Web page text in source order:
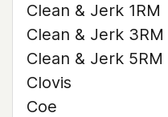
Clean & Jerk 1RM
Clean & Jerk 3RM
Clean & Jerk 5RM
Clovis
Coe